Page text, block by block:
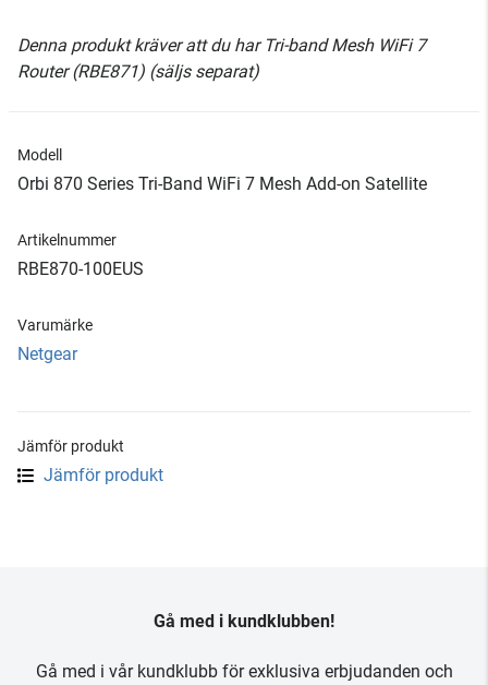
Denna produkt kräver att du har Tri-band Mesh WiFi 7
Router (RBE871) (säljs separat)
Modell
Orbi 870 Series Tri-Band WiFi 7 Mesh Add-on Satellite
Artikelnummer
RBE870-100EUS
Varumärke
Netgear
Jämför produkt
Jämför produkt
Gå med i kundklubben!
Gå med i vår kundklubb för exklusiva erbjudanden och